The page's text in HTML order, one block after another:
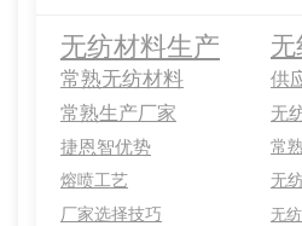
无纺材料生产
常熟无纺材料
供
常熟生产厂家
无
捷恩智优势
常
熔喷工艺
无
厂家选择技巧
无